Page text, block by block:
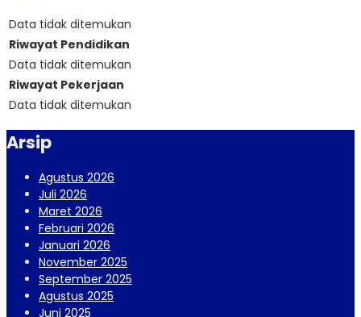
Data tidak ditemukan
Riwayat Pendidikan
Data tidak ditemukan
Riwayat Pekerjaan
Data tidak ditemukan
Arsip
Agustus 2026
Juli 2026
Maret 2026
Februari 2026
Januari 2026
November 2025
September 2025
Agustus 2025
Juni 2025